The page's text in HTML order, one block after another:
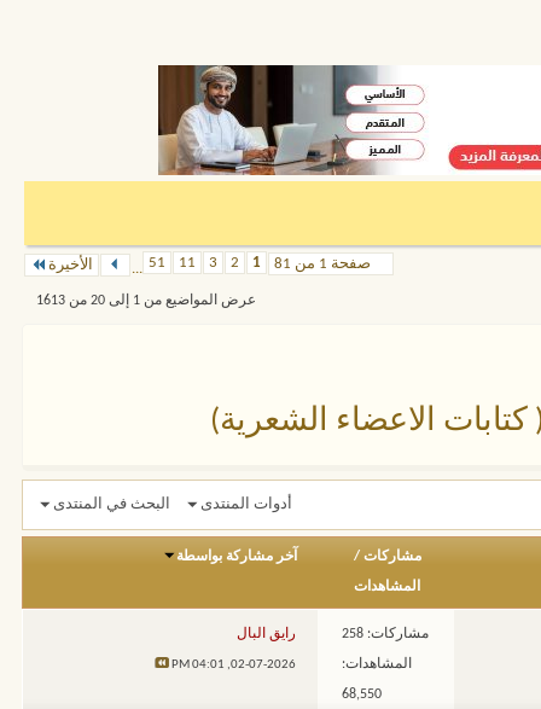
صفحة 1 من 81 1
2
3
11
51
... الأخيرة
عرض المواضيع من 1 إلى 20 من 1613
الاعضاء الشعرية)
أدوات المنتدى البحث في المنتدى
مشاركات /
المشاهدات
آخر مشاركة بواسطة
مشاركات: 258
المشاهدات:
68,550
رايق البال
02-07-2026,
04:01 PM